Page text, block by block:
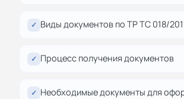
✓ Виды документов по ТР ТС 018/
✓ Процесс получения документов
✓ Необходимые документы для